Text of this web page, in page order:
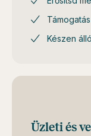
Készen
Üzleti és